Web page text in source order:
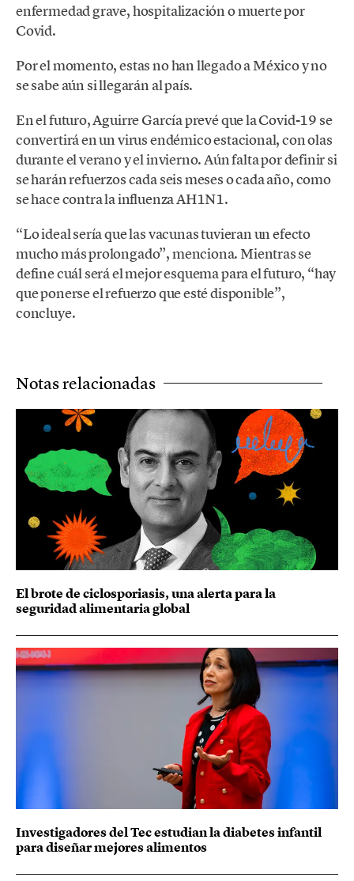
enfermedad grave, hospitalización o muerte por
Covid.
Por el momento, estas no han llegado a México y no
se sabe aún si llegarán al país.
En el futuro, Aguirre García prevé que la Covid-19 se
convertirá en un virus endémico estacional, con olas
durante el verano y el invierno. Aún falta por definir si
se harán refuerzos cada seis meses o cada año, como
se hace contra la influenza AH1N1.
“Lo ideal sería que las vacunas tuvieran un efecto
mucho más prolongado”, menciona. Mientras se
define cuál será el mejor esquema para el futuro, “hay
que ponerse el refuerzo que esté disponible”,
concluye.
Notas relacionadas
El brote de ciclosporiasis, una alerta para la
seguridad alimentaria global
Investigadores del Tec estudian la diabetes infantil
para diseñar mejores alimentos